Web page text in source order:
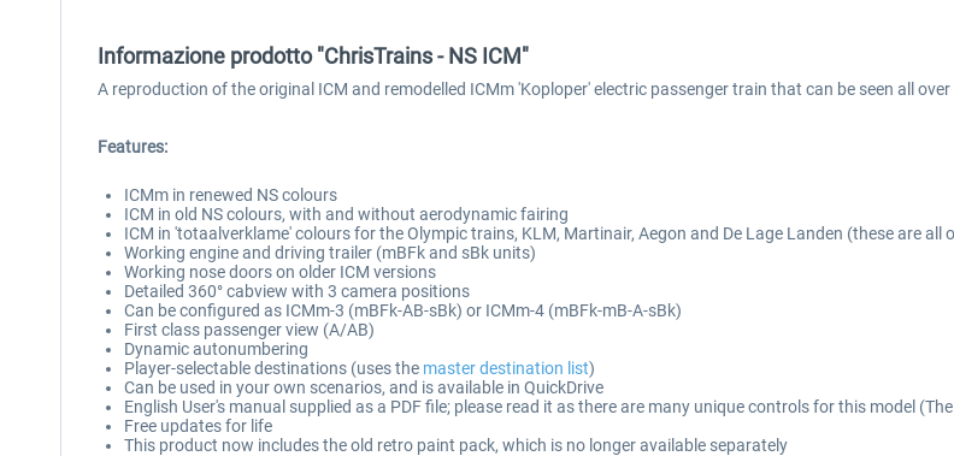
Informazione prodotto "ChrisTrains - NS ICM"
A reproduction of the original ICM and remodelled ICMm 'Koploper' electric passenger train that can be seen all
Features:
ICMm in renewed NS colours
ICM in old NS colours, with and without aerodynamic fairing
ICM in 'totaalverklame' colours for the Olympic trains, KLM, Martinair, Aegon and De Lage Landen (these are
Working engine and driving trailer (mBFk and sBk units)
Working nose doors on older ICM versions
Detailed 360° cabview with 3 camera positions
Can be configured as ICMm-3 (mBFk-AB-sBk) or ICMm-4 (mBFk-mB-A-sBk)
First class passenger view (A/AB)
Dynamic autonumbering
Player-selectable destinations (uses the master destination list)
Can be used in your own scenarios, and is available in QuickDrive
English User's manual supplied as a PDF file; please read it as there are many unique controls for this model
Free updates for life
This product now includes the old retro paint pack, which is no longer available separately